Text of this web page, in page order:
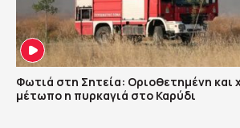
Φωτιά στη Σητεία: Οριοθετημένη και
μέτωπο η πυρκαγιά στο Καρύδι